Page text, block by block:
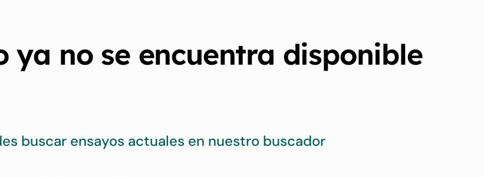
ya no se encuentra disponible
buscar ensayos actuales en nuestro buscador